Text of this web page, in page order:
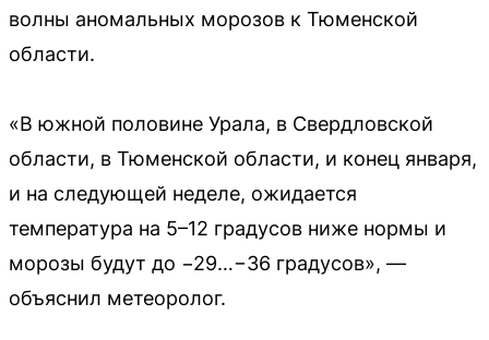
волны аномальных морозов к Тюменской
области.
«В южной половине Урала, в Свердловской
области, в Тюменской области, и конец января,
и на следующей неделе, ожидается
температура на 5–12 градусов ниже нормы и
морозы будут до −29…−36 градусов», —
объяснил метеоролог.